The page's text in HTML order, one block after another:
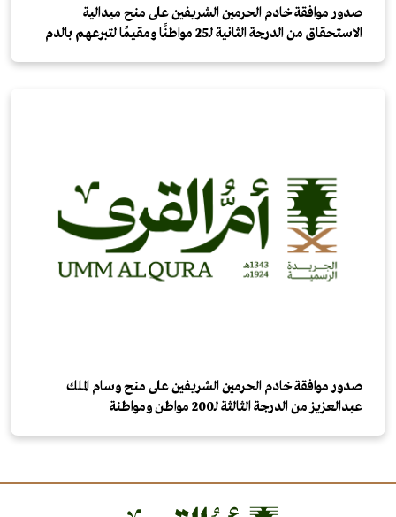
صدور موافقة خادم الحرمين الشريفين على منح ميدالية
الاستحقاق من الدرجة الثانية لـ25 مواطنًا ومقيمًا لتبرعهم بالدم
صدور موافقة خادم الحرمين الشريفين على منح وسام الملك
عبدالعزيز من الدرجة الثالثة لـ200 مواطن ومواطنة